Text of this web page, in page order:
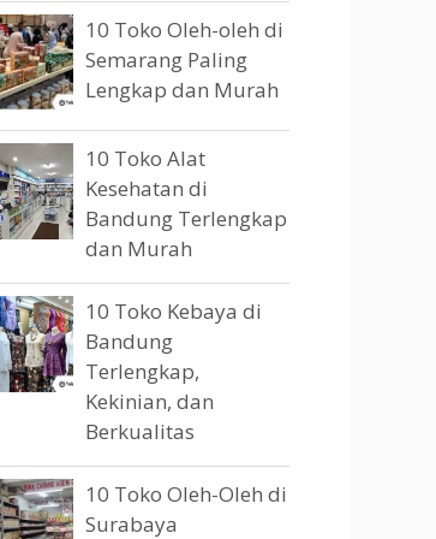
10 Toko Oleh-oleh di
Semarang Paling
Lengkap dan Murah
10 Toko Alat
Kesehatan di
Bandung Terlengkap
dan Murah
10 Toko Kebaya di
Bandung
Terlengkap,
Kekinian, dan
Berkualitas
10 Toko Oleh-Oleh di
Surabaya